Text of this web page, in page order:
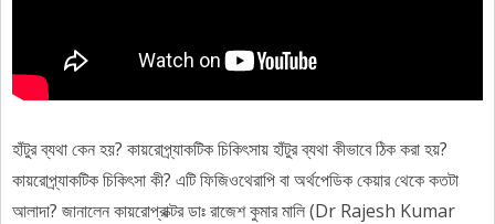
হাঁটুর ব্যথা কেন হয়? কায়রোপ্র্যাকটিক চিকিৎসায় হাঁটুর ব্যথা কীভাবে ঠিক করা হয়?
কায়রোপ্র্যাকটিক চিকিৎসা কী? এটি ফিজিওথেরাপি বা অর্থপেডিক কেয়ার থেকে কতটা
আলাদা? জানালেন কায়রোপ্রাক্টর ডাঃ রাজেশ কুমার মালি (Dr Rajesh Kumar